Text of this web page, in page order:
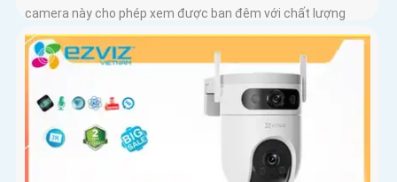
camera này cho phép xem được ban đêm với chất lượng
màu sắc như ban ngày, đến 30m